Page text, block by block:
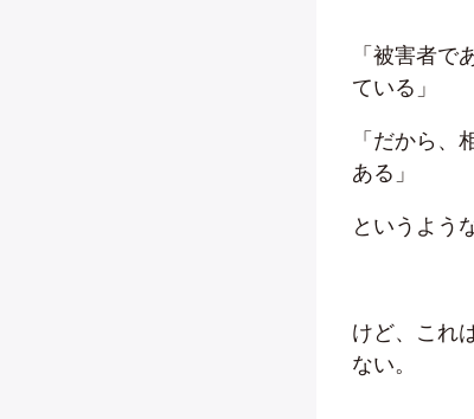
「被害者
ている」
「だから
ある」
というよう
けど、これ
ない。